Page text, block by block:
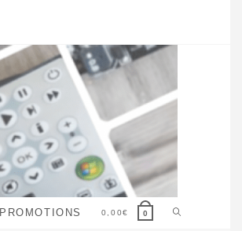
PROMOTIONS 0,00€ 0 Toggle